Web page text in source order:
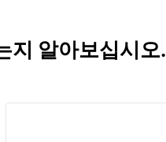
지 알아보십시오.